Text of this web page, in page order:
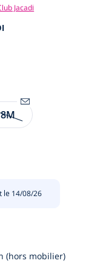
Jacadi
Être
l’article
:
le 14/08/26
(hors mobilier)